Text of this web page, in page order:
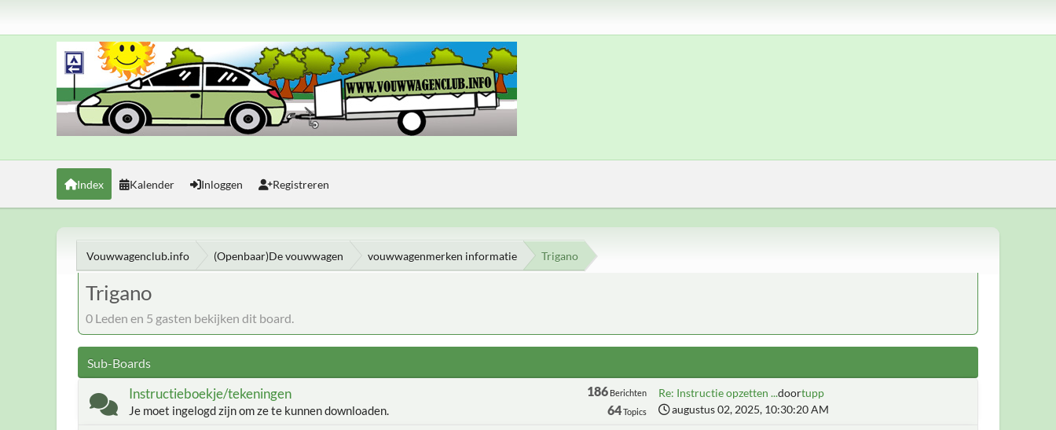
Index Kalender Inloggen Registreren
Vouwwagenclub.info (Openbaar)De vouwwagen vouwwagenmerken informatie Trigano
Trigano
0 Leden en 5 gasten bekijken dit board.
Sub-Boards
Instructieboekje/tekeningen
Je moet ingelogd zijn om ze te kunnen downloaden.
186Berichten
64Topics
Re: Instructie opzetten ...doortupp
augustus 02, 2025, 10:30:20 AM